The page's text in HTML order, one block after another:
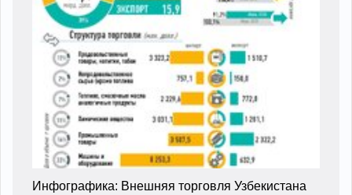
Инфографика: Внешняя торговля Узбекистана